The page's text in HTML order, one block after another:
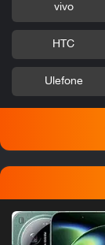
vivo
HTC
Ulefone